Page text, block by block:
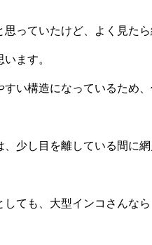
思っていたけど、よく見た
ます。
い構造になっているため
少し目を離している間に
ても、大型インコさんな